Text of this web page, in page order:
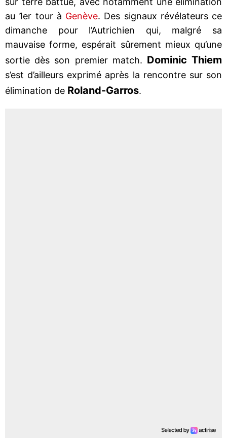
au 1er tour à Genève. Des signaux révélateurs ce
dimanche pour l’Autrichien qui, malgré sa
mauvaise forme, espérait sûrement mieux qu’une
sortie dès son premier match. Dominic Thiem
s’est d’ailleurs exprimé après la rencontre sur son
élimination de Roland-Garros.